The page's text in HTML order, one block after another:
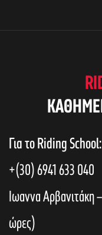
Για το Riding School:
+(30) 6941 633 040
Ιωαννα Αρβανιτάκη
ώρες)